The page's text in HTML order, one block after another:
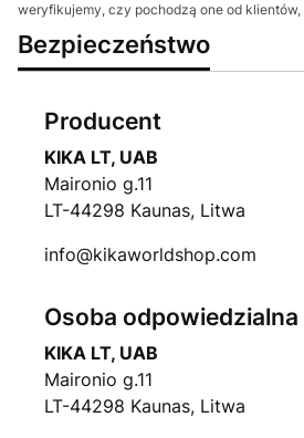
weryfikujemy, czy pochodzą one od
Bezpieczeństwo
Producent
KIKA LT, UAB
Maironio g.11
LT-44298 Kaunas, Litwa
info@kikaworldshop.com
Osoba odpowiedzialna
KIKA LT, UAB
Maironio g.11
LT-44298 Kaunas, Litwa